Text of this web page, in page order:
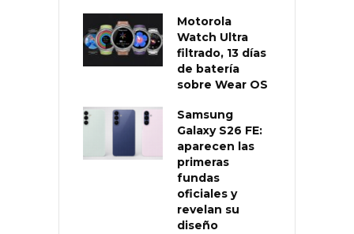
Motorola
Watch Ultra
filtrado, 13 días
de batería
sobre Wear OS
Samsung
Galaxy S26 FE:
aparecen las
primeras
fundas
oficiales y
revelan su
diseño